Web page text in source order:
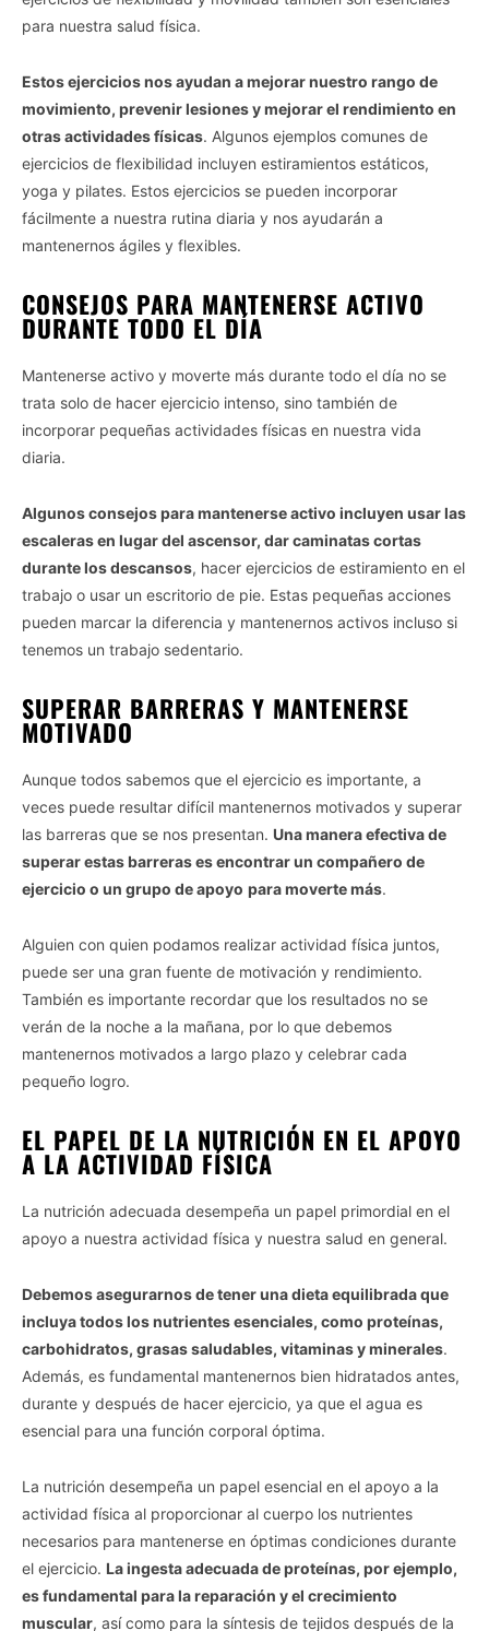
para nuestra salud física.
Estos ejercicios nos ayudan a mejorar nuestro rango de
movimiento, prevenir lesiones y mejorar el rendimiento en
otras actividades físicas. Algunos ejemplos comunes de
ejercicios de flexibilidad incluyen estiramientos estáticos,
yoga y pilates. Estos ejercicios se pueden incorporar
fácilmente a nuestra rutina diaria y nos ayudarán a
mantenernos ágiles y flexibles.
CONSEJOS PARA MANTENERSE ACTIVO
DURANTE TODO EL DÍA
Mantenerse activo y moverte más durante todo el día no se
trata solo de hacer ejercicio intenso, sino también de
incorporar pequeñas actividades físicas en nuestra vida
diaria.
Algunos consejos para mantenerse activo incluyen usar las
escaleras en lugar del ascensor, dar caminatas cortas
durante los descansos, hacer ejercicios de estiramiento en el
trabajo o usar un escritorio de pie. Estas pequeñas acciones
pueden marcar la diferencia y mantenernos activos incluso si
tenemos un trabajo sedentario.
SUPERAR BARRERAS Y MANTENERSE
MOTIVADO
Aunque todos sabemos que el ejercicio es importante, a
veces puede resultar difícil mantenernos motivados y superar
las barreras que se nos presentan. Una manera efectiva de
superar estas barreras es encontrar un compañero de
ejercicio o un grupo de apoyo para moverte más.
Alguien con quien podamos realizar actividad física juntos,
puede ser una gran fuente de motivación y rendimiento.
También es importante recordar que los resultados no se
verán de la noche a la mañana, por lo que debemos
mantenernos motivados a largo plazo y celebrar cada
pequeño logro.
EL PAPEL DE LA NUTRICIÓN EN EL APOYO
A LA ACTIVIDAD FÍSICA
La nutrición adecuada desempeña un papel primordial en el
apoyo a nuestra actividad física y nuestra salud en general.
Debemos asegurarnos de tener una dieta equilibrada que
incluya todos los nutrientes esenciales, como proteínas,
carbohidratos, grasas saludables, vitaminas y minerales.
Además, es fundamental mantenernos bien hidratados antes,
durante y después de hacer ejercicio, ya que el agua es
esencial para una función corporal óptima.
La nutrición desempeña un papel esencial en el apoyo a la
actividad física al proporcionar al cuerpo los nutrientes
necesarios para mantenerse en óptimas condiciones durante
el ejercicio. La ingesta adecuada de proteínas, por ejemplo,
es fundamental para la reparación y el crecimiento
muscular, así como para la síntesis de tejidos después de la